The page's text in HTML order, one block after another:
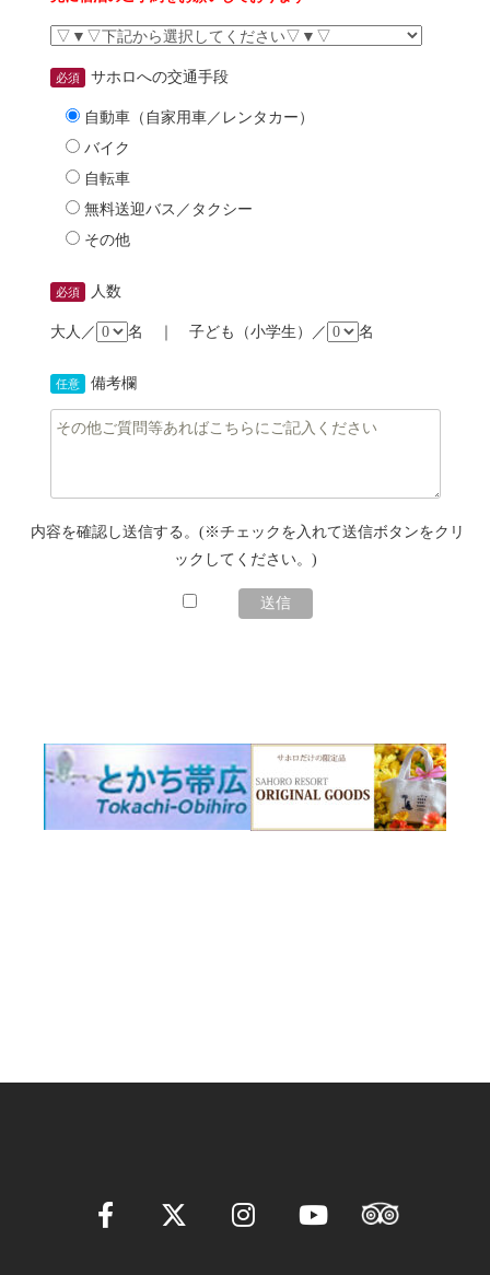
必須 サホロへの交通手段
自動車（自家用車／レンタカー）
バイク
自転車
無料送迎バス／タクシー
その他
必須 人数
大人／ 名 ｜ 子ども（小学生）／ 名
任意 備考欄
内容を確認し送信する。(※チェックを入れて送信ボタンをクリ
ックしてください。)